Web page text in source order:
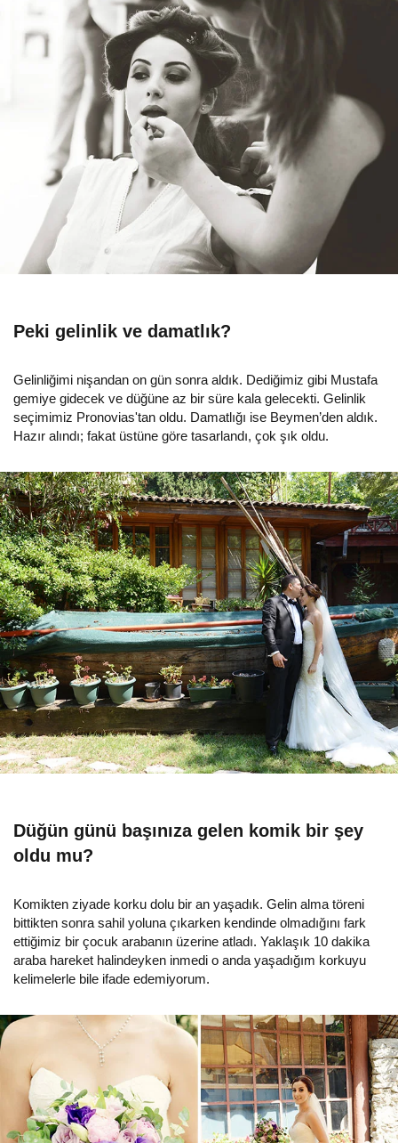
Peki gelinlik ve damatlık?
Gelinliğimi nişandan on gün sonra aldık. Dediğimiz gibi Mustafa
gemiye gidecek ve düğüne az bir süre kala gelecekti. Gelinlik
seçimimiz Pronovias'tan oldu. Damatlığı ise Beymen’den aldık.
Hazır alındı; fakat üstüne göre tasarlandı, çok şık oldu.
Düğün günü başınıza gelen komik bir şey
oldu mu?
Komikten ziyade korku dolu bir an yaşadık. Gelin alma töreni
bittikten sonra sahil yoluna çıkarken kendinde olmadığını fark
ettiğimiz bir çocuk arabanın üzerine atladı. Yaklaşık 10 dakika
araba hareket halindeyken inmedi o anda yaşadığım korkuyu
kelimelerle bile ifade edemiyorum.